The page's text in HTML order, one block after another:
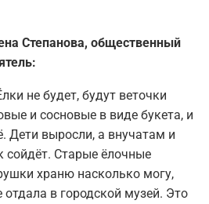
Степанова, общественный
не будет, будут веточки
и сосновые в виде букета, и
Дети выросли, а внучатам и
сойдёт. Старые ёлочные
храню насколько могу,
отдала в городской музей. Это